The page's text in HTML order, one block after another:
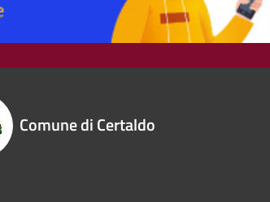
Comune di Certaldo